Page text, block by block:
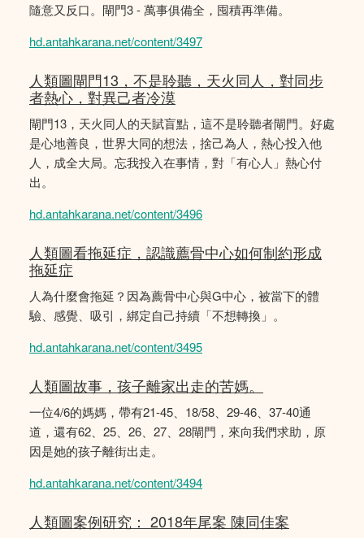
隨意又反口。閘門3 - 萬事俱備全，囤積再準備。
hd.antahkarana.net/content/3497
人類圖閘門13，不是聆聽，天火同人，對同步
者熱心，對異己者冷漠
閘門13，天火同人的天賦盲點，這不是聆聽者閘門。好處
是心地善良，世界大同的想法，捨己為人，熱心投入他
人，成全大局。忘我投入在事情，對「有心人」熱心付
出。
hd.antahkarana.net/content/3496
人類圖看拖延症，認識薦骨中心如何制約形成
拖延症
人為什麼會拖延？因為薦骨中心與G中心，被當下的體
驗、感覺、吸引，綁定自己持續「不想轉換」。
hd.antahkarana.net/content/3495
人類圖故事，孩子離家出走的苦媽。
一位4/6的媽媽，帶有21-45、18/58、29-46、37-40通
道，還有62、25、26、27、28閘門，來向我們求助，原
因是她的孩子離街出走。
hd.antahkarana.net/content/3494
人類圖案例研究： 2018年尾案 陳同佳案